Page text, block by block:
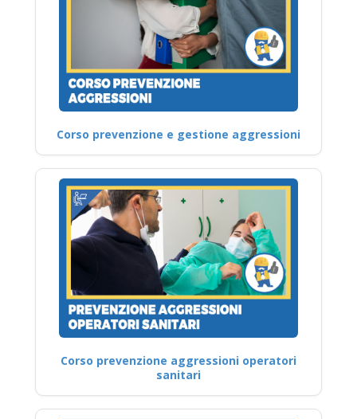
Corso prevenzione e gestione aggressioni
Corso prevenzione aggressioni operatori
sanitari